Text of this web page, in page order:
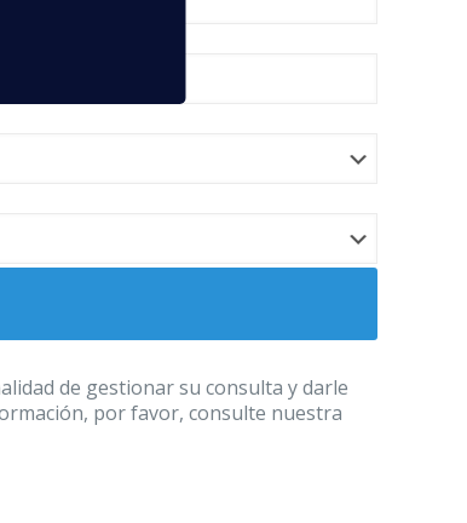
de gestionar su consulta y darle
por favor, consulte nuestra